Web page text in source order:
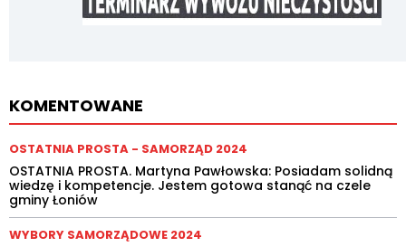
KOMENTOWANE
OSTATNIA PROSTA - SAMORZĄD 2024
OSTATNIA PROSTA. Martyna Pawłowska: Posiadam solidną
wiedzę i kompetencje. Jestem gotowa stanąć na czele
gminy Łoniów
WYBORY SAMORZĄDOWE 2024